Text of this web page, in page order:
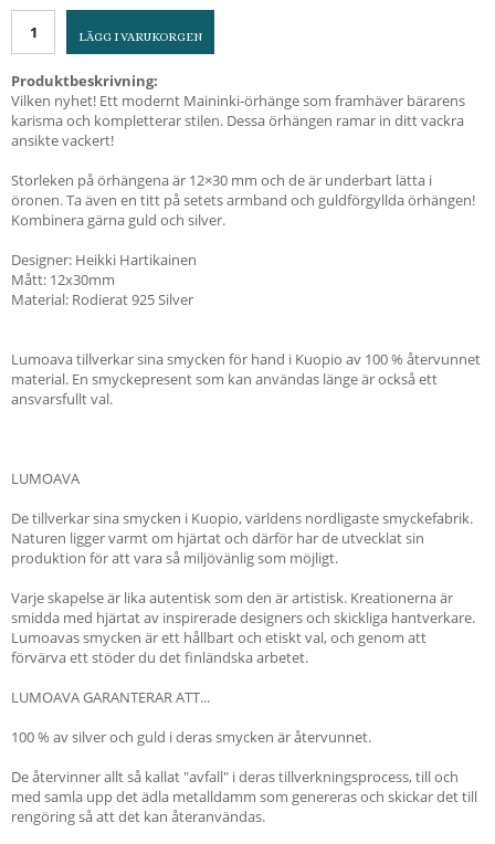
LÄGG I VARUKORGEN
Produktbeskrivning:
Vilken nyhet! Ett modernt Maininki-örhänge som framhäver bärarens
karisma och kompletterar stilen. Dessa örhängen ramar in ditt vackra
ansikte vackert!
Storleken på örhängena är 12×30 mm och de är underbart lätta i
öronen. Ta även en titt på setets armband och guldförgyllda örhängen!
Kombinera gärna guld och silver.
Designer: Heikki Hartikainen
Mått: 12x30mm
Material: Rodierat 925 Silver
Lumoava tillverkar sina smycken för hand i Kuopio av 100 % återvunnet
material. En smyckepresent som kan användas länge är också ett
ansvarsfullt val.
LUMOAVA
De tillverkar sina smycken i Kuopio, världens nordligaste smyckefabrik.
Naturen ligger varmt om hjärtat och därför har de utvecklat sin
produktion för att vara så miljövänlig som möjligt.
Varje skapelse är lika autentisk som den är artistisk. Kreationerna är
smidda med hjärtat av inspirerade designers och skickliga hantverkare.
Lumoavas smycken är ett hållbart och etiskt val, och genom att
förvärva ett stöder du det finländska arbetet.
LUMOAVA GARANTERAR ATT...
100 % av silver och guld i deras smycken är återvunnet.
De återvinner allt så kallat "avfall" i deras tillverkningsprocess, till och
med samla upp det ädla metalldamm som genereras och skickar det till
rengöring så att det kan återanvändas.